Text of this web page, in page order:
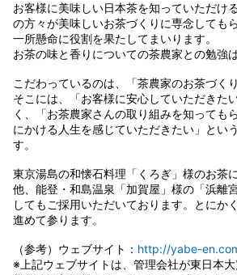
お客様に美味しい日本茶を知っていただけ
の方々が美味しいお茶づくりに専念しても
一所懸命に役割を果たしてまいります。
お茶の味と香りについての茶農家との勉強
こだわっているのは、「茶農家のお茶づく
そこには、「お客様に安心していただきた
く、「お茶農家さんの取り組みを知っても
にかける人生を感じていただきたい」とい
す。
東京湯島の和懐石料理「くろぎ」様のお茶
他、能登・和島温泉「加賀屋」様の「浜離
してもご採用いただいております。とにか
進めて参ります。
（参考）ウェブサイト： http://yabe-
※上記ウェブサイトは、管理会社が東日本